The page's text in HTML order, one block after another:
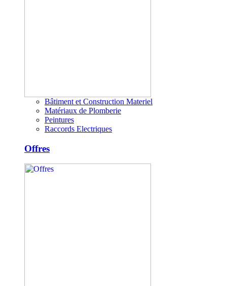
Bâtiment et Construction Materiel
Matériaux de Plomberie
Peintures
Raccords Electriques
Offres